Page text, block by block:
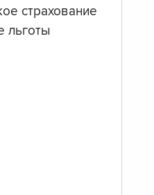
страхование
льготы